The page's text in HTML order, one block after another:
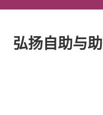
弘扬自助与